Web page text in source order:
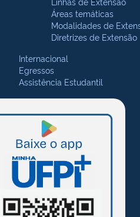
Áreas temáticas
Modalidades de
Diretrizes de Extensão
Internacional
Egressos
Assistência Estudantil